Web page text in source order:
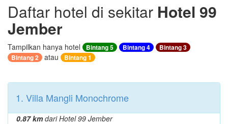
Daftar hotel di sekitar Hotel 99
Jember
Tampilkan hanya hotel Bintang 5 Bintang 4
Bintang 3
Bintang 2
atau Bintang 1
1. Villa Mangli Monochrome
0.87 kmdari Hotel 99 Jember